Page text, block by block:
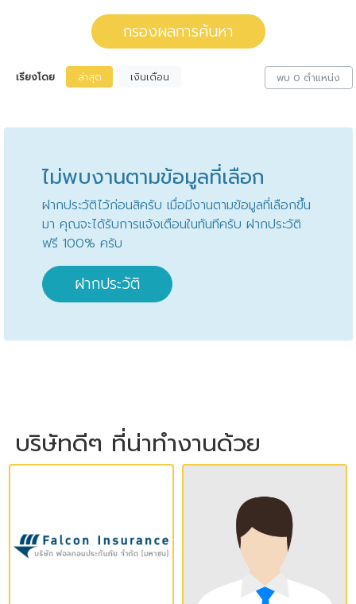
ของตำแหน่งงานนั้นๆได้เลย หรือคุณสามารถปรับการกรองผลการค้นหาได้อีก
กรองผลการค้นหา
เรียงโดย ล่าสุด เงินเดือน พบ 0 ตำแหน่ง
ไม่พบงานตามข้อมูลที่เลือก
ฝากประวัติไว้ก่อนสิครับ เมื่อมีงานตามข้อมูลที่เลือกขึ้น
มา คุณจะได้รับการแจ้งเตือนในทันทีครับ ฝากประวัติ
ฟรี 100% ครับ
ฝากประวัติ
บริษัทดีๆ ที่น่าทำงานด้วย